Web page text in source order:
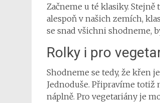
Začneme u té klasiky.
alespoň v našich zemích,
se snad všichni shodneme,
Rolky i pro
Shodneme se tedy, že křen
Jednoduše. Připravíme totiž
náplně. Pro vegetariány je